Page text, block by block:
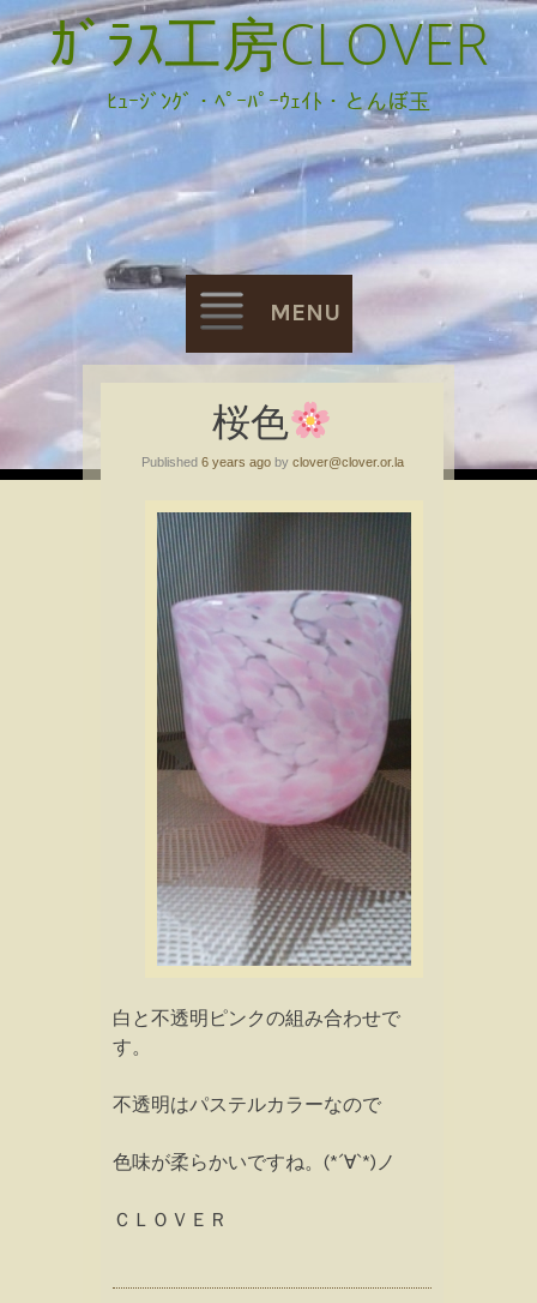
ｶﾞﾗｽ工房CLOVER
ﾋｭｰｼﾞﾝｸﾞ・ﾍﾟｰﾊﾟｰｳｪｲﾄ・とんぼ玉
MENU
Skip
to
桜色
Published 6 years agoby clover@clover.or.la
白と不透明ピンクの組み合わせで
す。
不透明はパステルカラーなので
色味が柔らかいですね。(*´∀`*)ノ
ＣＬＯＶＥＲ